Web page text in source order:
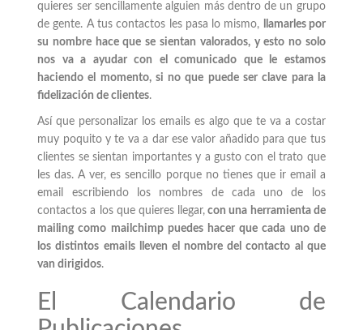
quieres ser sencillamente alguien más dentro de un grupo
de gente. A tus contactos les pasa lo mismo,
llamarles por
su nombre hace que se sientan valorados, y esto no solo
nos va a ayudar con el comunicado que le estamos
haciendo el momento, si no que puede ser clave para la
fidelización de clientes.
Así que personalizar los emails es algo que te va a costar
muy poquito y te va a dar ese valor añadido para que tus
clientes se sientan importantes y a gusto con el trato que
les das. A ver, es sencillo porque no tienes que ir email a
email escribiendo los nombres de cada uno de los
contactos a los que quieres llegar, con una herramienta de
mailing como mailchimp puedes hacer que cada uno de
los distintos emails lleven el nombre del contacto al que
van dirigidos.
El Calendario de